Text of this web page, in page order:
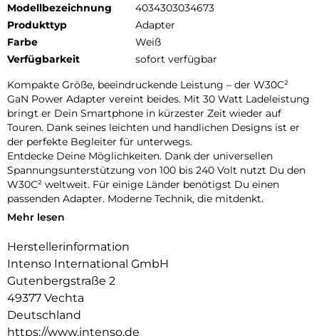
Modellbezeichnung
4034303034673
Produkttyp
Adapter
Farbe
Weiß
Verfügbarkeit
sofort verfügbar
Kompakte Größe, beeindruckende Leistung – der W30C²
GaN Power Adapter vereint beides. Mit 30 Watt Ladeleistung
bringt er Dein Smartphone in kürzester Zeit wieder auf
Touren. Dank seines leichten und handlichen Designs ist er
der perfekte Begleiter für unterwegs.
Entdecke Deine Möglichkeiten. Dank der universellen
Spannungsunterstützung von 100 bis 240 Volt nutzt Du den
W30C² weltweit. Für einige Länder benötigst Du einen
passenden Adapter. Moderne Technik, die mitdenkt.
Dank der innovativen Galliumnitrid-Technologie (GaN) setzt
zugleich effizienter als herkömmliche Adapter. Deine Geräte
werden blitzschnell geladen, während Du gleichzeitig Deinen
ökologischen Fußabdruck verringerst. GaN macht es
möglich, dass die Adapter kleiner sind und höhere
Spannungen und Ströme bewältigen können, dabei aber
weniger Wärme erzeugen.
Mehr lesen
Herstellerinformation
Intenso International GmbH
Gutenbergstraße 2
49377 Vechta
Deutschland
https://www.intenso.de